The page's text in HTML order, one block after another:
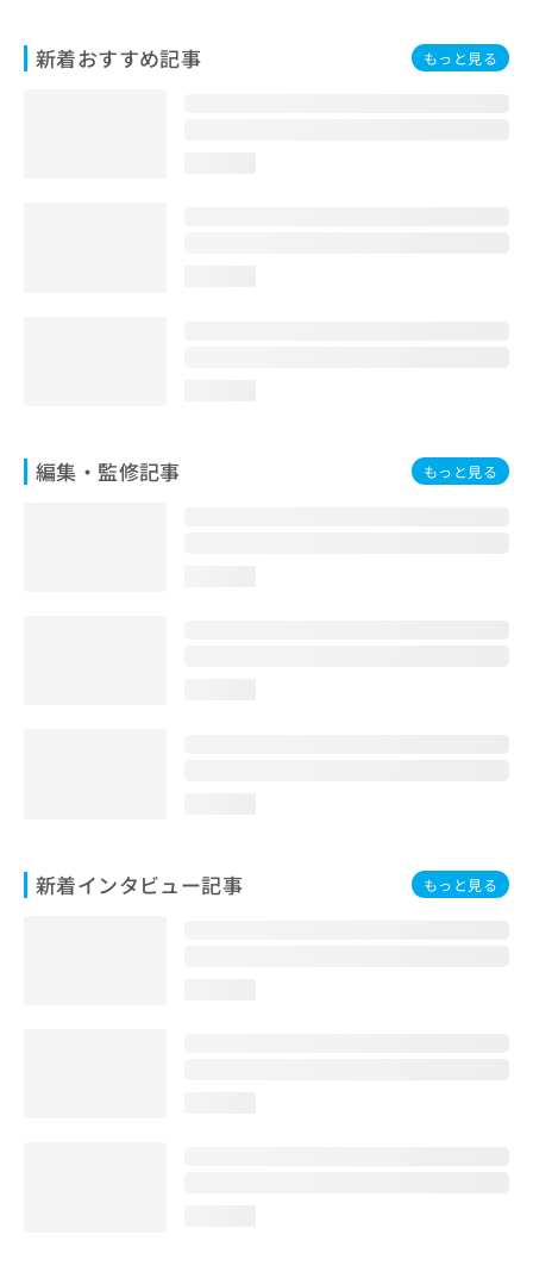
新着おすすめ記事 もっと見る
編集・監修記事 もっと見る
新着インタビュー記事 もっと見る
い